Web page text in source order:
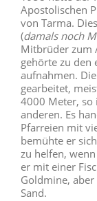
Apostolischen
von Tarma.
(damals noch
Mitbrüder zum
gehörte zu den
aufnahmen.
gearbeitet,
4000 Meter, so
anderen. Es
Pfarreien mit
bemühte er
zu helfen,
er mit einer
Goldmine,
Sand.